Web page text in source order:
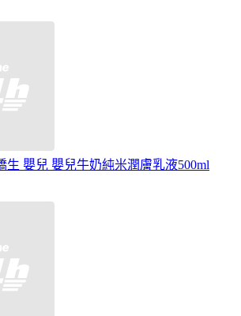
生 嬰兒 嬰兒牛奶純米潤膚乳液500ml